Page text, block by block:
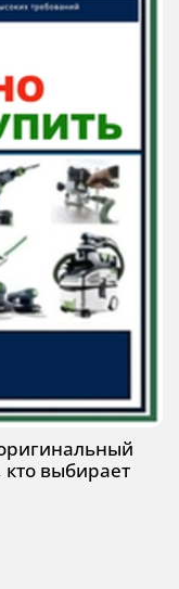
выбирает